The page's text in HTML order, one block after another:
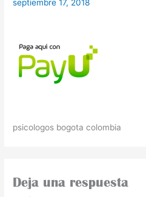
septiembre 17, 2018
psicologos bogota colombia
Deja una respuesta